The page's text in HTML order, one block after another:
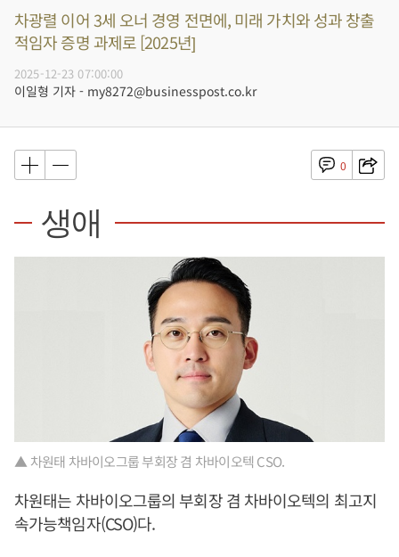
차광렬 이어 3세 오너 경영 전면에, 미래 가치와 성과 창출
적임자 증명 과제로 [2025년]
2025-12-23 07:00:00
이일형 기자 - my8272@businesspost.co.kr
0
생애
▲ 차원태 차바이오그룹 부회장 겸 차바이오텍 CSO.
차원태는 차바이오그룹의 부회장 겸 차바이오텍의 최고지
속가능책임자(CSO)다.